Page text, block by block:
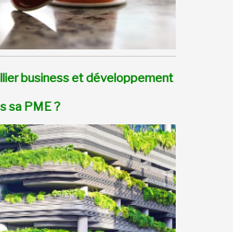
business et développement
sa PME ?